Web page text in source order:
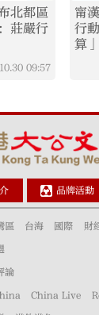
北都區
莊嚴行
09:57
甯
行
算」
品牌活動
區 台海 國際 財
論
China Live